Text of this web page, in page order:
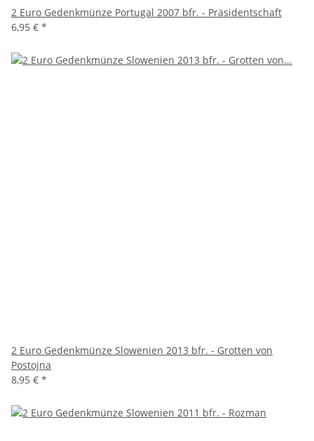
2 Euro Gedenkmünze Portugal 2007 bfr. - Präsidentschaft
6,95 € *
2 Euro Gedenkmünze Slowenien 2013 bfr. - Grotten von
Postojna
8,95 € *